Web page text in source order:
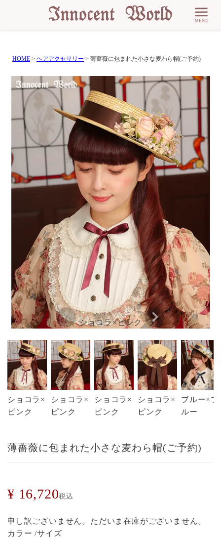
HOME ヘアアクセサリー 薄薔薇に包まれた小さな麦わら帽(ご予約)
ショコラ×ピンク
ショコラ×
ピンク
ショコラ×
ピンク
ショコラ×
ピンク
ショコラ×
ピンク
ブルー×ブ
ルー
薄薔薇に包まれた小さな麦わら帽(ご予約)
¥ 16,720税込
申し訳ございません。ただいま在庫がございません。
カラー
サイズ